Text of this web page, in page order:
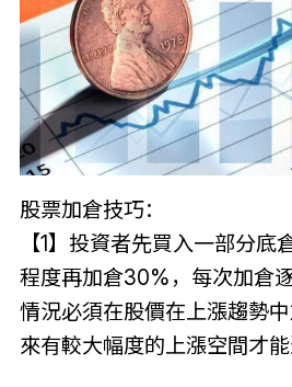
股票加倉技巧：
【1】投資者先買入一部分底
程度再加倉30%，每次加倉
情況必須在股價在上漲趨勢
來有較大幅度的上漲空間才能